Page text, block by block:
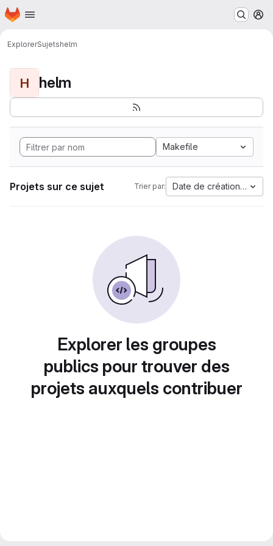
Passer au contenu principal
Page d'accueil
ExplorerSujetshelm
H helm
Makefile
Projets sur ce sujet Trier par: Date de création la plus
Explorer les groupes
publics pour trouver des
projets auxquels contribuer